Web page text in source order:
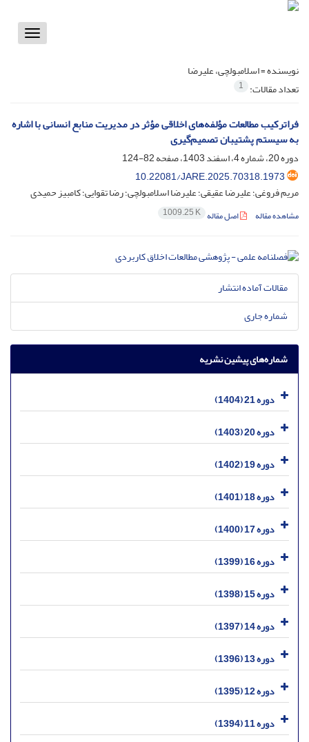
Toggle
نویسنده =اسلامبولچی، علیرضا
تعداد مقالات: 1
فراترکیب مطالعات مؤلفه‌های اخلاقی مؤثر در مدیریت منابع انسانی با اشاره
به سیستم پشتیبان تصمیم‌گیری
دوره 20، شماره 4، اسفند 1403، صفحه
82-124
10.22081/JARE.2025.70318.1973
مریم فروغی؛ علیرضا عقیقی؛ علیرضا اسلامبولچی؛ رضا تقوایی؛ کامبیز حمیدی
مشاهده مقاله اصل مقاله 1009.25 K
مقالات آماده انتشار
شماره جاری
شماره‌های پیشین نشریه
دوره 21 (1404)
دوره 20 (1403)
دوره 19 (1402)
دوره 18 (1401)
دوره 17 (1400)
دوره 16 (1399)
دوره 15 (1398)
دوره 14 (1397)
دوره 13 (1396)
دوره 12 (1395)
دوره 11 (1394)